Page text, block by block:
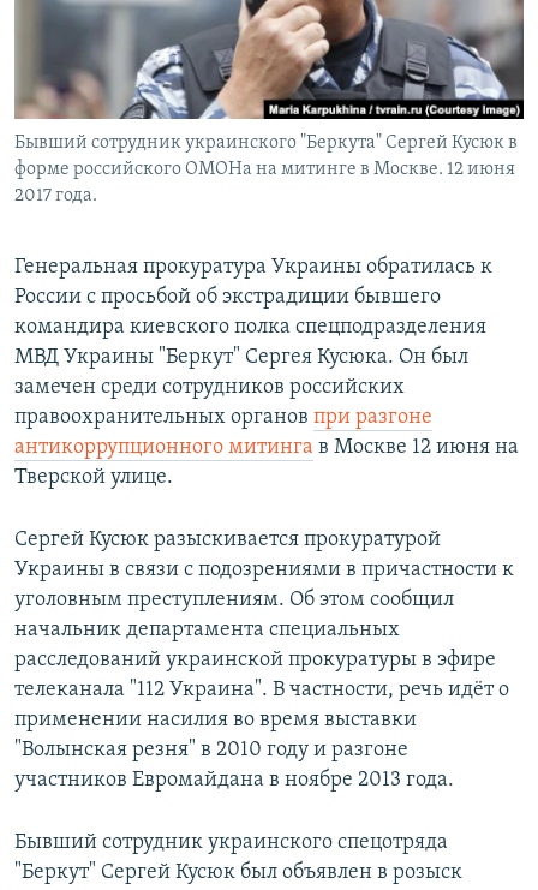
Бывший сотрудник украинского "Беркута" Сергей Кусюк в
форме российского ОМОНа на митинге в Москве. 12 июня
2017 года.
Генеральная прокуратура Украины обратилась к
России с просьбой об экстрадиции бывшего
командира киевского полка спецподразделения
МВД Украины "Беркут" Сергея Кусюка. Он был
замечен среди сотрудников российских
правоохранительных органов при разгоне
антикоррупционного митинга в Москве 12 июня на
Тверской улице.
Сергей Кусюк разыскивается прокуратурой
Украины в связи с подозрениями в причастности к
уголовным преступлениям. Об этом сообщил
начальник департамента специальных
расследований украинской прокуратуры в эфире
телеканала "112 Украина". В частности, речь идёт о
применении насилия во время выставки
"Волынская резня" в 2010 году и разгоне
участников Евромайдана в ноябре 2013 года.
Бывший сотрудник украинского спецотряда
"Беркут" Сергей Кусюк был объявлен в розыск